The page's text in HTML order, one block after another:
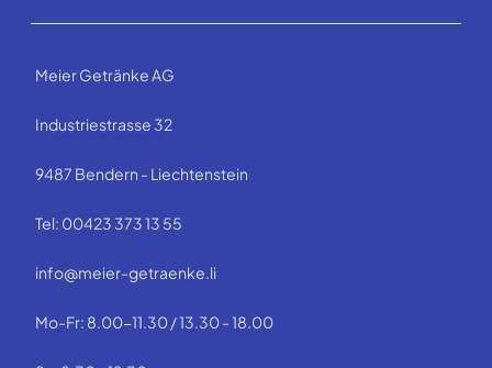
Meier Getränke AG
Industriestrasse 32
9487 Bendern - Liechtenstein
Tel: 00423 373 13 55
info@meier-getraenke.li
Mo-Fr: 8.00-11.30 / 13.30 - 18.00